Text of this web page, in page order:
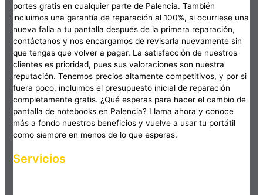
portes gratis en cualquier parte de Palencia. También
incluimos una garantía de reparación al 100%, si ocurriese una
nueva falla a tu pantalla después de la primera reparación,
contáctanos y nos encargamos de revisarla nuevamente sin
que tengas que volver a pagar. La satisfacción de nuestros
clientes es prioridad, pues sus valoraciones son nuestra
reputación. Tenemos precios altamente competitivos, y por si
fuera poco, incluimos el presupuesto inicial de reparación
completamente gratis. ¿Qué esperas para hacer el cambio de
pantalla de notebooks en Palencia? Llama ahora y conoce
más a fondo nuestros beneficios y vuelve a usar tu portátil
como siempre en menos de lo que esperas.
Servicios